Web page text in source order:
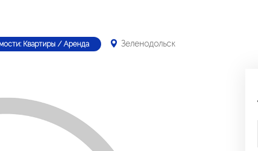
Квартиры / Аренда Зеленодольск